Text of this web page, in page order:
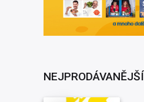
NEJPRODÁVANĚJŠÍ